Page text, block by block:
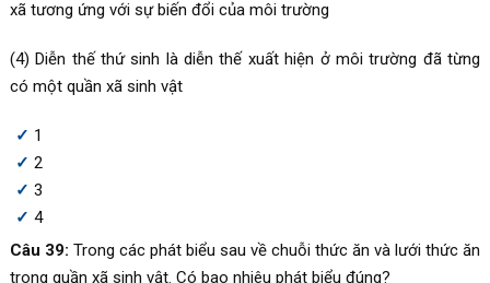
xã tương ứng với sự biến đổi của môi trường
(4) Diễn thế thứ sinh là diễn thế xuất hiện ở môi trường đã từng
có một quần xã sinh vật
1
2
3
4
Câu 39: Trong các phát biểu sau về chuỗi thức ăn và lưới thức ăn
trong quần xã sinh vật. Có bao nhiêu phát biểu đúng?